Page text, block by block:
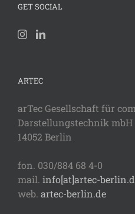
GET SOCIAL
ARTEC
arTec Gesellschaft für
Darstellungstechnik mbH
14052 Berlin
fon. 030/884 68 4-0
mail. info[at]artec-
web. artec-berlin.de